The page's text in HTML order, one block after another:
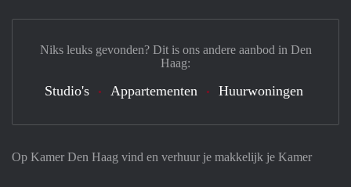
Op Kamer Den Haag vind en verhuur je makkelijk je Kamer
Niks leuks gevonden? Dit is ons andere aanbod in Den
Haag:
Studio's Appartementen Huurwoningen